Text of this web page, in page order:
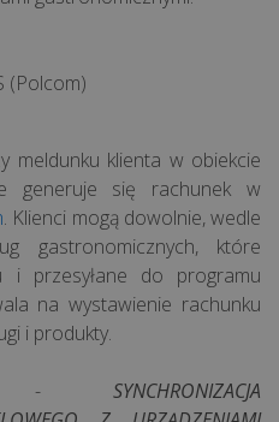
(Polcom)
meldunku klienta w obiekcie
generuje się rachunek w
. Klienci mogą dowolnie, wedle
gastronomicznych, które
przesyłane do programu
na wystawienie rachunku
i produkty.
SYNCHRONIZACJA